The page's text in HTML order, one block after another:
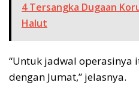
4 Tersangka Dugaan
Halut
“Untuk jadwal operasinya
dengan Jumat,” jelasnya.